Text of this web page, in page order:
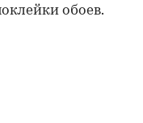
обоев.